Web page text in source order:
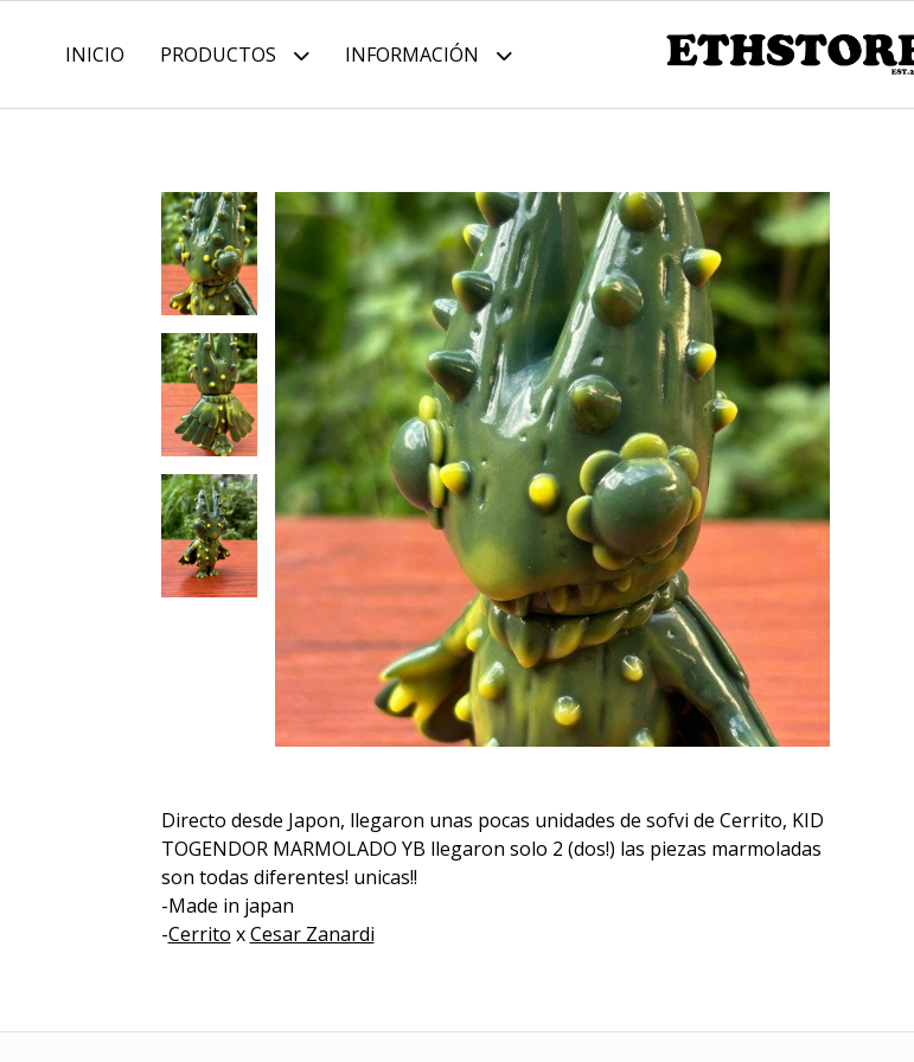
INICIO PRODUCTOS INFORMACIÓN
Directo desde Japon, llegaron unas pocas unidades de sofvi de Cerrito, KID
TOGENDOR MARMOLADO YB llegaron solo 2 (dos!) las piezas marmoladas
son todas diferentes! unicas!!
-Made in japan
-Cerrito xCesar Zanardi